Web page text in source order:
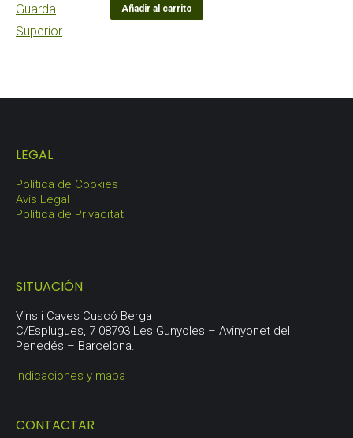
Añadir al carrito
LEGAL
Política de Cookies
Avís Legal
Política de Privacitat
SITUACIÓN
Vins i Caves Cuscó Berga
C/Esplugues, 7 08793 Les Gunyoles – Avinyonet del
Penedés – Barcelona.
Indicaciones y mapa
CONTACTAR